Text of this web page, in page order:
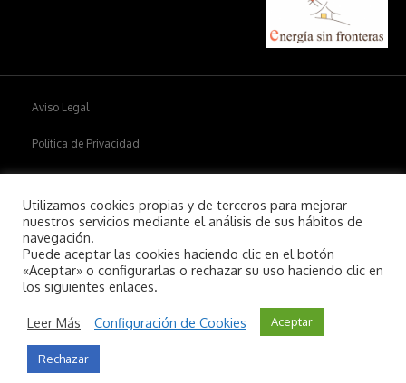
Aviso Legal
Política de Privacidad
Copyright © 2026Aiim.
Utilizamos cookies propias y de terceros para mejorar
nuestros servicios mediante el análisis de sus hábitos de
navegación.
Puede aceptar las cookies haciendo clic en el botón
«Aceptar» o configurarlas o rechazar su uso haciendo clic en
los siguientes enlaces.
Leer Más Configuración de Cookies Aceptar
Rechazar